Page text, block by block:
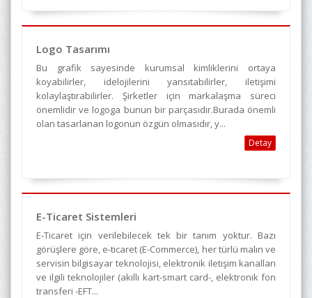
Logo Tasarımı
Bu grafik sayesinde kurumsal kimliklerini ortaya
koyabilirler, idelojilerini yansıtabilirler, iletişimi
kolaylaştırabilirler. Şirketler için markalaşma süreci
önemlidir ve logoga bunun bir parçasıdır.Burada önemli
olan tasarlanan logonun özgün olmasıdır, y...
Detay
E-Ticaret Sistemleri
E-Ticaret için verilebilecek tek bir tanım yoktur. Bazı
görüşlere göre, e-ticaret (E-Commerce), her türlü malın ve
servisin bilgisayar teknolojisi, elektronik iletişim kanalları
ve ilgili teknolojiler (akıllı kart-smart card-, elektronik fon
transferi -EFT...